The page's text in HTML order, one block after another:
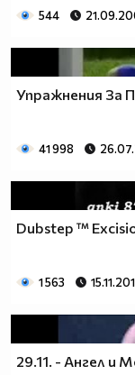
544
Упражнения За
41 998
Dubstep ™
1 563
29.11. - Ангел и